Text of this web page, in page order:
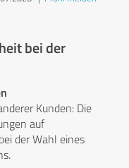
bei der
Kunden: Die
auf
der Wahl eines